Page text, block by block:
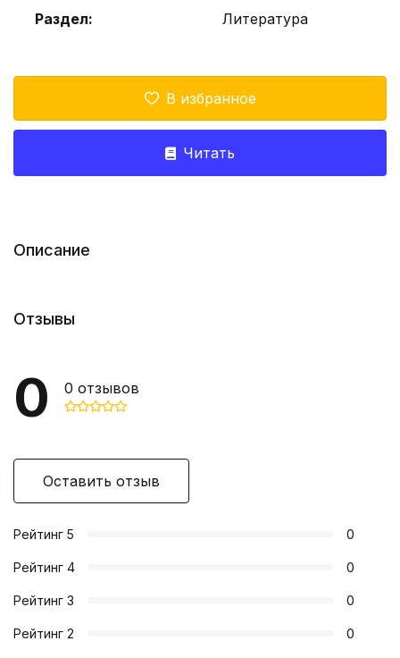
Раздел: Литература
В избранное
Читать
Описание
Отзывы
0 0 отзывов
Оставить отзыв
Рейтинг 5 0
Рейтинг 4 0
Рейтинг 3 0
Рейтинг 2 0